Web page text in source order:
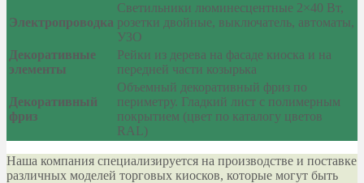
Электропроводка
Светильники люминесцентные 2×40 Вт,
розетки двойные, выключатель, автоматы,
УЗО
Декоративные
элементы
Рейки из дерева на фасаде киоска и на
передней части козырька
Декоративный
фриз
Объемный декоративный фриз по
периметру. Гладкий лист с полимерным
покрытием (цвет по каталогу цветов
RAL)
Наша компания специализируется на производстве и поставке
различных моделей торговых киосков, которые могут быть